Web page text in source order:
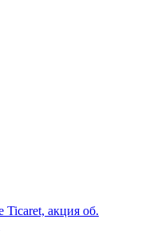
Ticaret, акция об.